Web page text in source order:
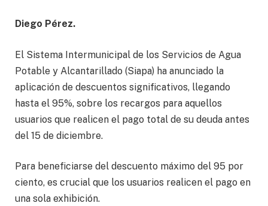
Diego Pérez.
El Sistema Intermunicipal de los Servicios de Agua
Potable y Alcantarillado (Siapa) ha anunciado la
aplicación de descuentos significativos, llegando
hasta el 95%, sobre los recargos para aquellos
usuarios que realicen el pago total de su deuda antes
del 15 de diciembre.
Para beneficiarse del descuento máximo del 95 por
ciento, es crucial que los usuarios realicen el pago en
una sola exhibición.